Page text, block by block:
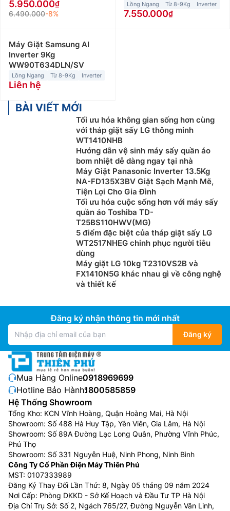
5.950.000
6.490.000-8%
Lồng Ngang Từ 8-9Kg Inverter
7.550.000
Máy Giặt Samsung AI
Inverter 9Kg
WW90T634DLN/SV
Lồng Ngang Từ 8-9Kg Inverter
Liên hệ
BÀI VIẾT MỚI
Tối ưu hóa không gian sống hơn cùng
với tháp giặt sấy LG thông minh
WT1410NHB
Hướng dẫn vệ sinh máy sấy quần áo
bơm nhiệt dễ dàng ngay tại nhà
Máy Giặt Panasonic Inverter 13.5Kg
NA-FD135X3BV Giặt Sạch Mạnh Mẽ,
Tiện Lợi Cho Gia Đình
Tối ưu hóa cuộc sống hơn với máy sấy
quần áo Toshiba TD-
T25BS110HWV(MG)
5 điểm đặc biệt của tháp giặt sấy LG
WT2517NHEG chinh phục người tiêu
dùng
Máy giặt LG 10kg T2310VS2B và
FX1410N5G khác nhau gì về công nghệ
và thiết kế
Đăng ký nhận thông tin mới nhất
Đăng ký
Mua Hàng Online:0918969699
Hotline Bảo Hành:1800585859
Hệ Thống Showroom
Tổng Kho: KCN Vĩnh Hoàng, Quận Hoàng Mai, Hà Nội
Showroom: Số 488 Hà Huy Tập, Yên Viên, Gia Lâm, Hà Nội
Showroom: Số 89A Đường Lạc Long Quân, Phường Vĩnh Phúc,
Phú Thọ
Showroom: Số 331 Nguyễn Huệ, Ninh Phong, Ninh Bình
Công Ty Cổ Phần Điện Máy Thiên Phú
MST: 0107333989
Đăng Ký Thay Đổi Lần Thứ: 8, Ngày 05 tháng 09 năm 2024
Nơi Cấp: Phòng DKKD - Sở Kế Hoạch và Đầu Tư TP Hà Nội
Địa Chỉ Trụ Sở: Số 2, Ngách 765/27, Đường Nguyễn Văn Linh,